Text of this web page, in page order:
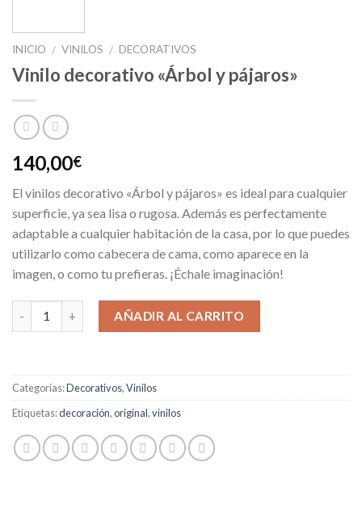
INICIO / VINILOS / DECORATIVOS
Vinilo decorativo «Árbol y pájaros»
140,00€
El vinilos decorativo «Árbol y pájaros» es ideal para cualquier
superficie, ya sea lisa o rugosa. Además es perfectamente
adaptable a cualquier habitación de la casa, por lo que puedes
utilizarlo como cabecera de cama, como aparece en la
imagen, o como tu prefieras. ¡Échale imaginación!
AÑADIR AL CARRITO
Categorías:Decorativos,Vinilos
Etiquetas:decoración,original,vinilos